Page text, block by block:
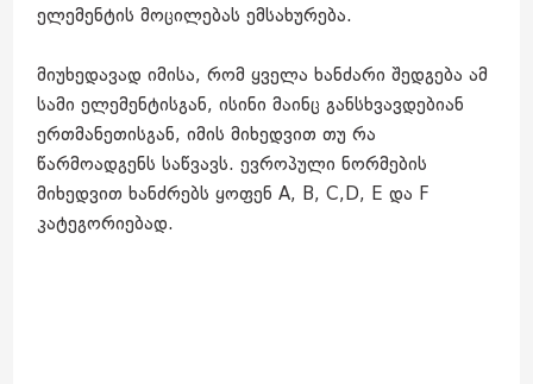
ელემენტის მოცილებას ემსახურება.
მიუხედავად იმისა, რომ ყველა ხანძარი შედგება ამ
სამი ელემენტისგან, ისინი მაინც განსხვავდებიან
ერთმანეთისგან, იმის მიხედვით თუ რა
წარმოადგენს საწვავს. ევროპული ნორმების
მიხედვით ხანძრებს ყოფენ A, B, C,D, E და F
კატეგორიებად.